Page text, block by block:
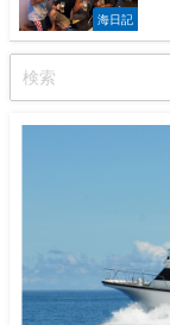
海日記